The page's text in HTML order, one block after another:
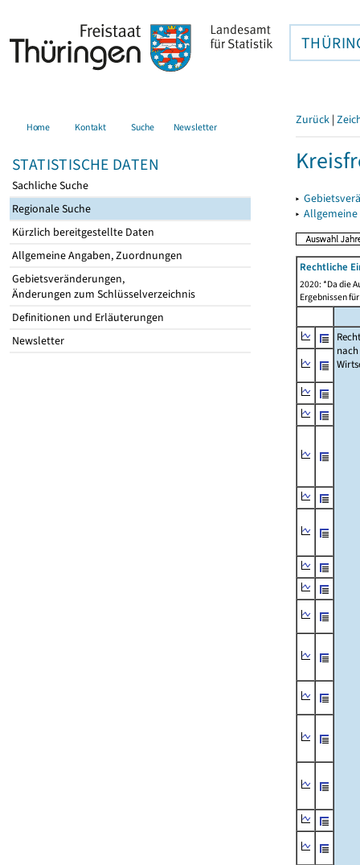
Home Kontakt Suche Newsletter
STATISTISCHE DATEN
Sachliche Suche
Regionale Suche
Kürzlich bereitgestellte Daten
Allgemeine Angaben, Zuordnungen
Gebietsveränderungen,
Änderungen zum Schlüsselverzeichnis
Definitionen und Erläuterungen
Newsletter
Zurück |
▸
▸
Rechtliche
2020: *Da die
Ergebnissen